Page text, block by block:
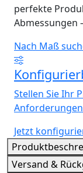
perfekte
Abmessungen
Nach Maß
Stellen Sie Ihr
Jetzt
Versand &